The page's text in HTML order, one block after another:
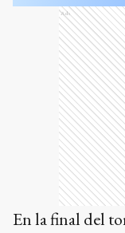
Ads
En la final del